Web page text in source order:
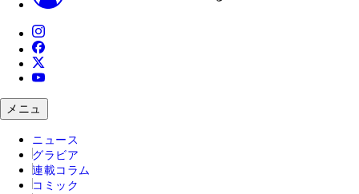
メニュ
ニュース
グラビア
連載コラム
コミック